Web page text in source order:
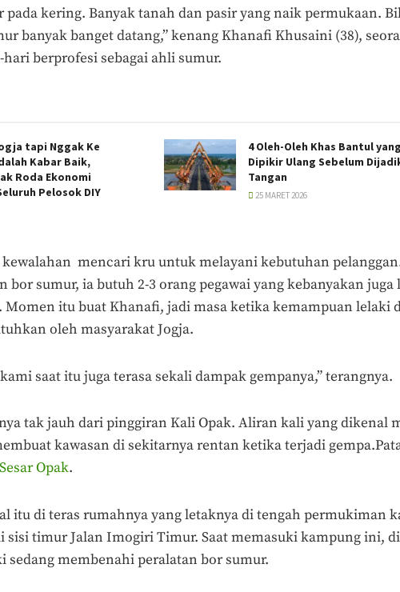
pada kering. Banyak tanah dan pasir yang naik permukaan.
banyak banget datang,” kenang Khanafi Khusaini (38),
berprofesi sebagai ahli sumur.
tapi Nggak Ke
Kabar Baik,
Roda Ekonomi
Pelosok DIY
4 Oleh-Oleh Khas Bantul
Dipikir Ulang Sebelum
Tangan
25 MARET 2026
kewalahan mencari kru untuk melayani kebutuhan
bor sumur, ia butuh 2-3 orang pegawai yang kebanyakan
Momen itu buat Khanafi, jadi masa ketika kemampuan lelaki
oleh masyarakat Jogja.
saat itu juga terasa sekali dampak gempanya,” terangnya.
tak jauh dari pinggiran Kali Opak. Aliran kali yang dikenal
kawasan di sekitarnya rentan ketika terjadi
Sesar Opak.
itu di teras rumahnya yang letaknya di tengah permukiman
sisi timur Jalan Imogiri Timur. Saat memasuki kampung ini,
sedang membenahi peralatan bor sumur.